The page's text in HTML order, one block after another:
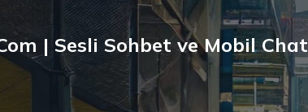
| Sesli Sohbet ve Mobil Chat